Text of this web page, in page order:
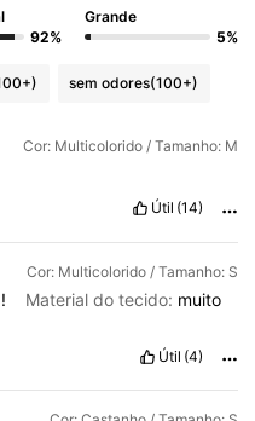
92%
Grande
5%
sem odores(100+)
Cor: Multicolorido / Tamanho: M
Útil (14)
Cor: Multicolorido / Tamanho: S
! Material do tecido: muito
Útil (4)